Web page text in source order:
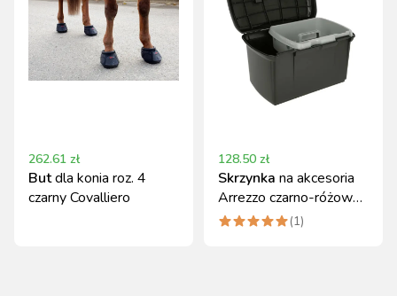
262.61 zł
Butdla konia roz. 4
czarny Covalliero
128.50 zł
Skrzynka na akcesoria
Arrezzo czarno-różowa
Covalliero
(1)